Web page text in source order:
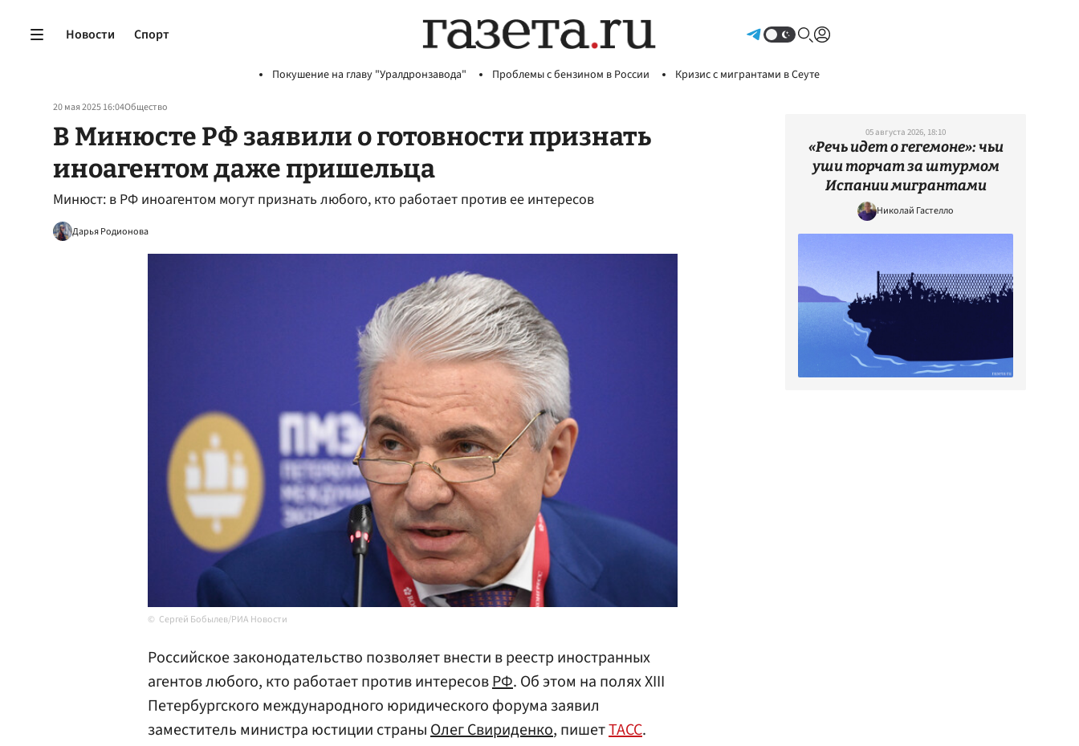
Новости Спорт
Покушение на главу "Уралдронзавода" Проблемы с бензином в России Кризис с мигрантами в Сеуте
20 мая 2025 16:04Общество
В Минюсте РФ заявили о готовности признать
иноагентом даже пришельца
Минюст: в РФ иноагентом могут признать любого, кто работает против ее интересов
Дарья Родионова
Сергей Бобылев/РИА Новости
Российское законодательство позволяет внести в реестр иностранных
агентов любого, кто работает против интересовРФ. Об этом на полях XIII
Петербургского международного юридического форума заявил
заместитель министра юстиции страныОлег Свириденко, пишетТАСС.
05 августа 2026, 18:10
«Речь идет о гегемоне»: чьи
уши торчат за штурмом
Испании мигрантами
Николай Гастелло